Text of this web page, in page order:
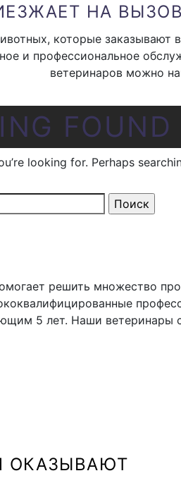
НА
которые заказывают
и профессиональное
ветеринаров можно
FOUND
looking for. Perhaps
решить множество
5 лет. Наши ветеринары
ОКАЗЫВАЮТ